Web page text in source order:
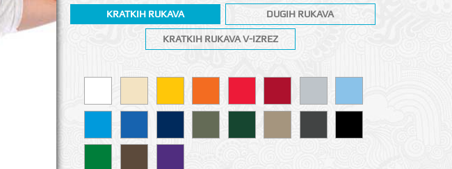
KRATKIH RUKAVA DUGIH RUKAVA
KRATKIH RUKAVA V-IZREZ